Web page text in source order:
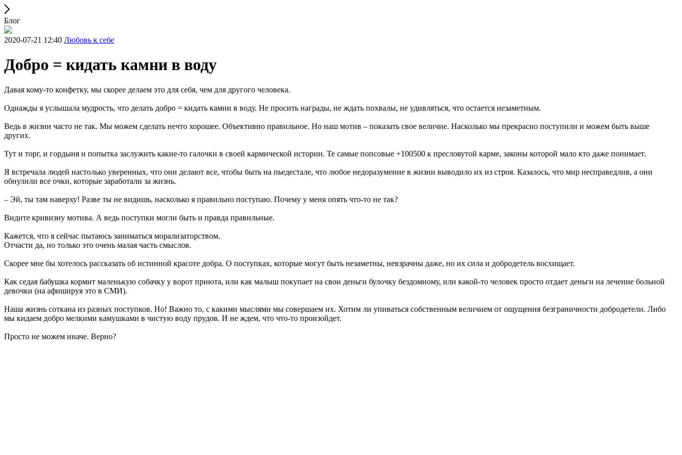
Блог
2020-07-21 12:40 Любовь к себе
Добро = кидать камни в воду
Давая кому-то конфетку, мы скорее делаем это для себя, чем для другого человека.
Однажды я услышала мудрость, что делать добро = кидать камни в воду. Не просить награды, не ждать похвалы, не удивляться, что остается незаметным.
Ведь в жизни часто не так. Мы можем сделать нечто хорошее. Объективно правильное. Но наш мотив – показать свое величие. Насколько мы прекрасно поступили и можем быть выше
других.
Тут и торг, и гордыня и попытка заслужить какие-то галочки в своей кармической истории. Те самые попсовые +100500 к пресловутой карме, законы которой мало кто даже понимает.
Я встречала людей настолько уверенных, что они делают все, чтобы быть на пьедестале, что любое недоразумение в жизни выводило их из строя. Казалось, что мир несправедлив, а они
обнулили все очки, которые заработали за жизнь.
– Эй, ты там наверху! Разве ты не видишь, насколько я правильно поступаю. Почему у меня опять что-то не так?
Видите кривизну мотива. А ведь поступки могли быть и правда правильные.
Кажется, что я сейчас пытаюсь заниматься морализаторством.
Отчасти да, но только это очень малая часть смыслов.
Скорее мне бы хотелось рассказать об истинной красоте добра. О поступках, которые могут быть незаметны, невзрачны даже, но их сила и добродетель восхищает.
Как седая бабушка кормит маленькую собачку у ворот приюта, или как малыш покупает на свои деньги булочку бездомному, или какой-то человек просто отдает деньги на лечение больной
девочки (на афишируя это в СМИ).
Наша жизнь соткана из разных поступков. Но! Важно то, с какими мыслями мы совершаем их. Хотим ли упиваться собственным величием от ощущения безграничности добродетели. Либо
мы кидаем добро мелкими камушками в чистую воду прудов. И не ждем, что что-то произойдет.
Просто не можем иначе. Верно?